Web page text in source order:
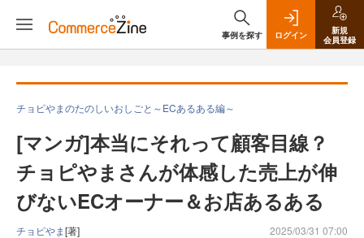
事例を探す ログイン
新規
会員登録
チョピやまのたのしいおしごと～ECあるある編～
[マンガ]本当にそれって顧客目線？
チョピやまさんが体感した売上が伸
びないECオーナー＆お店あるある
チョピやま[著] 2025/03/31 07:00